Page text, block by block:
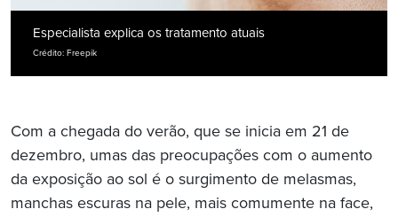
Especialista explica os tratamento atuais
Crédito: Freepik
Com a chegada do verão, que se inicia em 21 de
dezembro, umas das preocupações com o aumento
da exposição ao sol é o surgimento de melasmas,
manchas escuras na pele, mais comumente na face,